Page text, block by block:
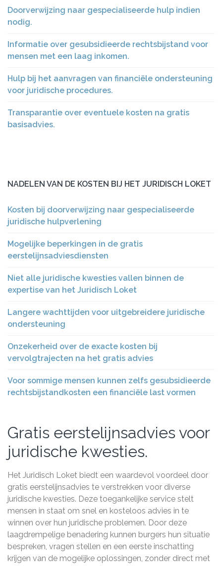
Doorverwijzing naar gespecialiseerde hulp indien
nodig.
Informatie over gesubsidieerde rechtsbijstand voor
mensen met een laag inkomen.
Hulp bij het aanvragen van financiële ondersteuning
voor juridische procedures.
Transparantie over eventuele kosten na gratis
basisadvies.
NADELEN VAN DE KOSTEN BIJ HET JURIDISCH LOKET
Kosten bij doorverwijzing naar gespecialiseerde
juridische hulpverlening
Mogelijke beperkingen in de gratis
eerstelijnsadviesdiensten
Niet alle juridische kwesties vallen binnen de
expertise van het Juridisch Loket
Langere wachttijden voor uitgebreidere juridische
ondersteuning
Onzekerheid over de exacte kosten bij
vervolgtrajecten na het gratis advies
Voor sommige mensen kunnen zelfs gesubsidieerde
rechtsbijstandkosten een financiële last vormen
Gratis eerstelijnsadvies voor
juridische kwesties.
Het Juridisch Loket biedt een waardevol voordeel door
gratis eerstelijnsadvies te verstrekken voor diverse
juridische kwesties. Deze toegankelijke service stelt
mensen in staat om snel en kosteloos advies in te
winnen over hun juridische problemen. Door deze
laagdrempelige benadering kunnen burgers hun situatie
bespreken, vragen stellen en een eerste inschatting
krijgen van de mogelijke oplossingen, zonder direct met